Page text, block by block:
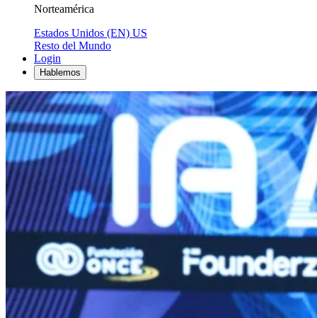
Norteamérica
Estados Unidos (EN) US
Resto del Mundo
Login
Hablemos